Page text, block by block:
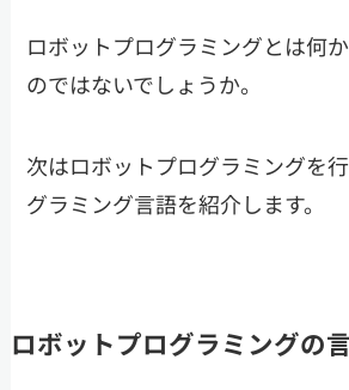
ロボットプログラミングとは何
のではないでしょうか。
次はロボットプログラミングを
グラミング言語を紹介します。
ロボットプログラミングの